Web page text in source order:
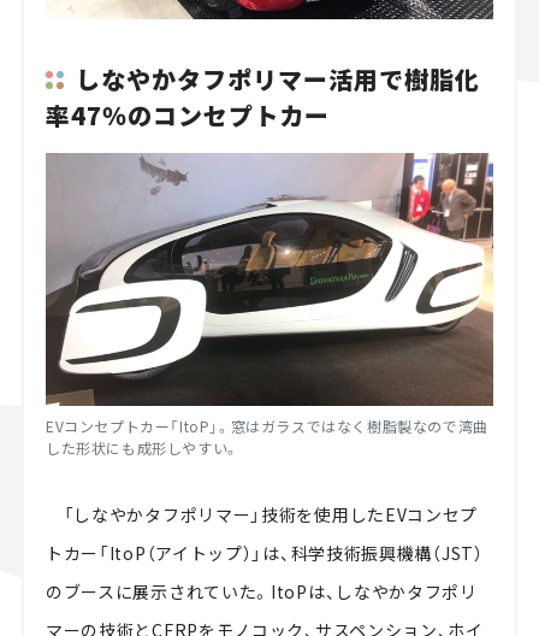
しなやかタフポリマー活用で樹脂化
率47％のコンセプトカー
EVコンセプトカー「ItoP」。窓はガラスではなく樹脂製なので湾曲
した形状にも成形しやすい。
「しなやかタフポリマー」技術を使用したEVコンセプ
トカー「ItoP（アイトップ）」は、科学技術振興機構（JST）
のブースに展示されていた。ItoPは、しなやかタフポリ
マーの技術とCFRPをモノコック、サスペンション、ホイ